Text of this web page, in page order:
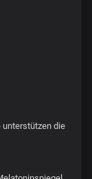
unterstützen die